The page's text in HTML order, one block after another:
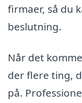
firmaer, så du
beslutning.
Når det
der flere ting,
på.